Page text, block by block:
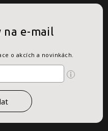
na e-mail
o akcích a novinkách.